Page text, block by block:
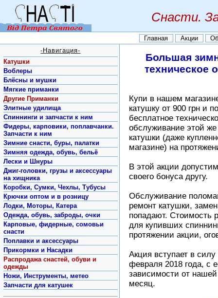
Снасти.
Главная Акции
Большая
техническое
Купи в нашем
катушку от 900 грн и
бесплатное
обслуживание этой
катушки (даже
магазине) на
В этой акции
своего бонуса другу.
Обслуживание
ремонт катушки,
попадают. Стоимость
для купивших
протяжении акции,
Акция вступает в
февраля 2018 года, с
зависимости от
месяц.
-Навигация-
Катушки
Воблеры
Блёсны и мушки
Мягкие приманки
Другие Приманки
Элитные удилища
Спиннинги и запчасти к ним
Фидеры, карповики, поплавчанки.
Запчасти к ним
Зимние снасти, буры, палатки
Зимняя одежда, обувь, бельё
Лески и Шнуры
Джиг-головки, грузы и аксессуары
на хищника
Коробки, Сумки, Чехлы, Тубусы
Крючки оптом и в розницу
Лодки, Моторы, Катера
Одежда, обувь, заброды, очки
Карповые, фидерные, сомовьи
снасти
Поплавки и аксессуары
Прикормки и Насадки
Распродажа снастей, обуви и
одежды
Ножи, Инструменты, метео
Запчасти для катушек